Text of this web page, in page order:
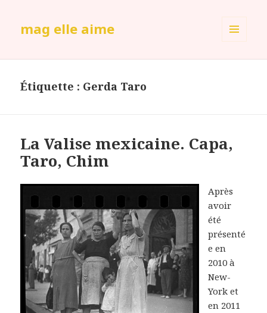
mag elle aime
Étiquette : Gerda Taro
La Valise mexicaine. Capa,
Taro, Chim
Après
avoir
été
présenté
e en
2010 à
New-
York et
en 2011